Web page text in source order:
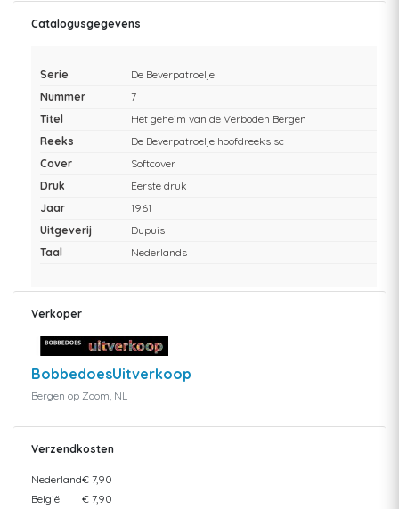
Catalogusgegevens
Serie
De Beverpatroelje
Nummer
7
Titel
Het geheim van de Verboden Bergen
Reeks
De Beverpatroelje hoofdreeks sc
Cover
Softcover
Druk
Eerste druk
Jaar
1961
Uitgeverij
Dupuis
Taal
Nederlands
Verkoper
BobbedoesUitverkoop
Bergen op Zoom, NL
Verzendkosten
Nederland€ 7,90
België
€ 7,90